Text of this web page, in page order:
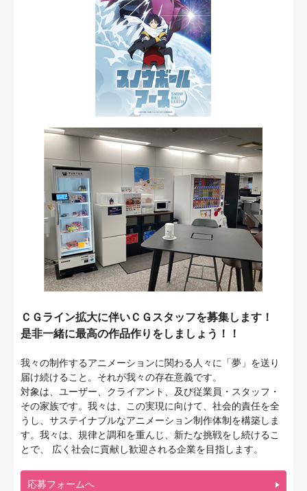
ＣＧライン拡大に伴いＣＧスタッフを募集します！
是非一緒に最高の作品作りをしましょう！！
我々の制作するアニメーションに関わる人々に「夢」を送り
届け続けること。それが我々の存在意義です。
​対象は、ユーザー、クライアント、及び従業員・スタッフ・
その家族です。我々は、この実現に向けて、社会的責任を全
うし、サステイナブルなアニメーション制作体制を構築しま
す。我々は、規律と調和を重んじ、新たな挑戦をし続けるこ
とで、 広く社会に貢献し歓迎される企業を目指します。
応募フォームへ